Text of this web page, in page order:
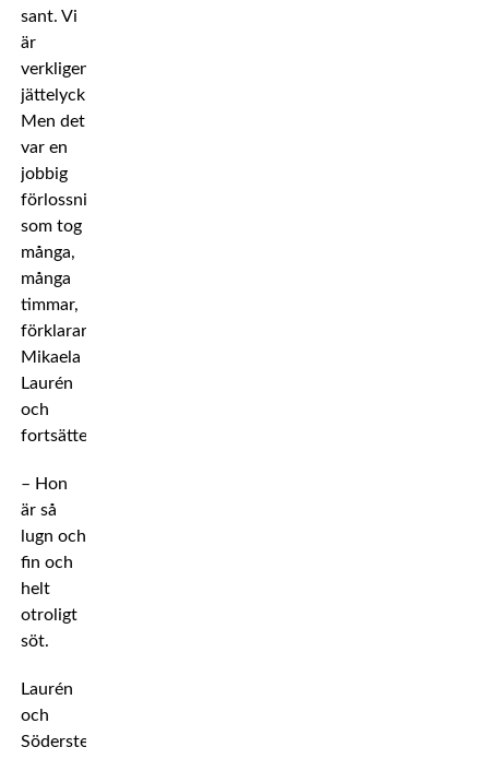
sant. Vi
är
verkligen
jättelyckliga.
Men det
var en
jobbig
förlossning
som tog
många,
många
timmar,
förklarar
Mikaela
Laurén
och
fortsätter:
– Hon
är så
lugn och
fin och
helt
otroligt
söt.
Laurén
och
Södersteen